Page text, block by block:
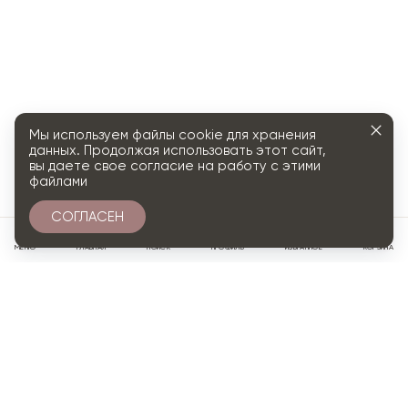
МЕНЮ ГЛАВНАЯ ПОИСК ПРОФИЛЬ ИЗБРАННОЕ КОРЗИНА
Мы используем файлы cookie для хранения
данных. Продолжая использовать этот сайт,
вы даете свое согласие на работу с этими
файлами
СОГЛАСЕН